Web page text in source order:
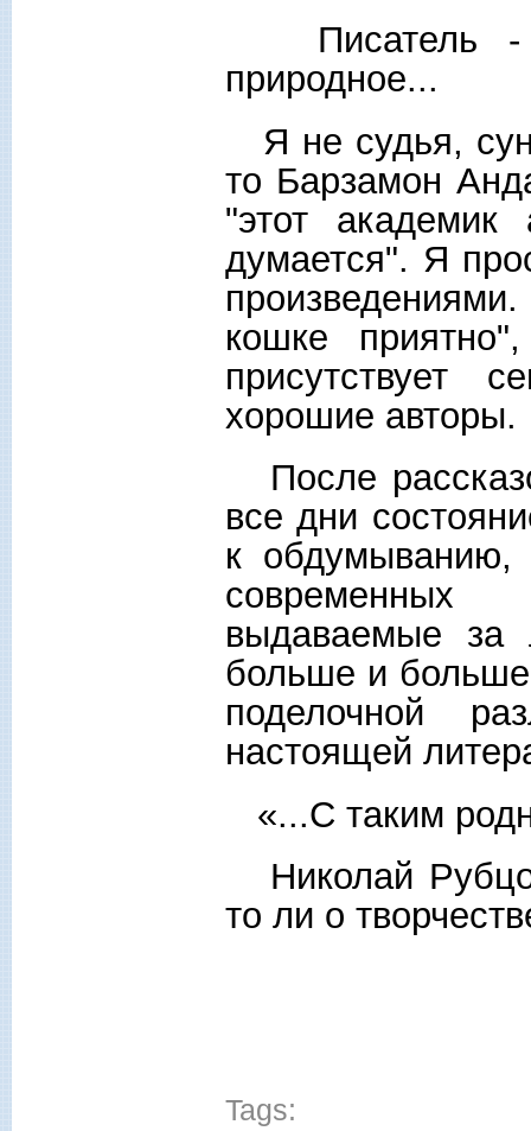
Писатель -
природное...
Я не судья,
то Барзамон
"этот
думается". Я
кошке
присутствует
хорошие авторы.
После
все дни
к
современных
выдаваемые за
больше и больше
поделочной
настоящей
«...С таким
Николай
то ли о
Tags: